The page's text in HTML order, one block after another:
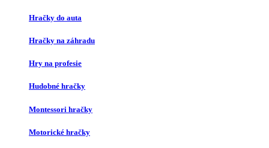
Hračky do auta
Hračky na záhradu
Hry na profesie
Hudobné hračky
Montessori hračky
Motorické hračky